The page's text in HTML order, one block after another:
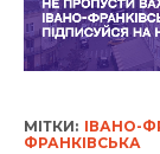
МІТКИ: ІВАНО-
ФРАНКІВСЬКА